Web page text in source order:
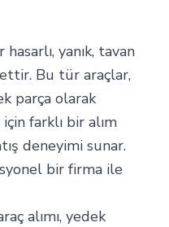
yanık, tavan
Bu tür araçlar,
parça olarak
farklı bir alım
deneyimi sunar.
bir firma ile
alımı, yedek